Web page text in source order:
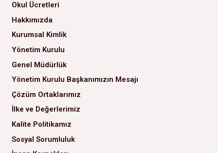
Okul Ücretleri
Hakkımızda
Kurumsal Kimlik
Yönetim Kurulu
Genel Müdürlük
Yönetim Kurulu Başkanımızın Mesajı
Çözüm Ortaklarımız
İlke ve Değerlerimiz
Kalite Politikamız
Sosyal Sorumluluk